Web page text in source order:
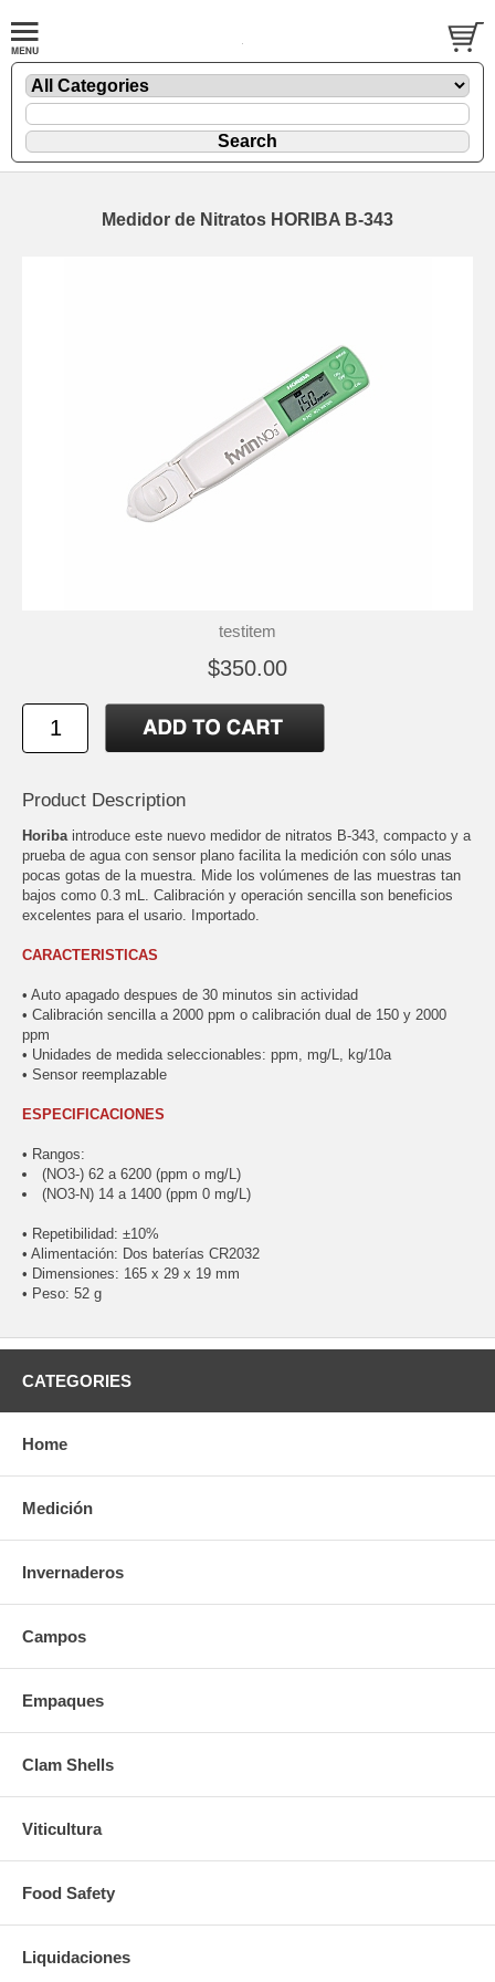
Medidor de Nitratos HORIBA B-343
testitem
$350.00
Product Description
Horiba introduce este nuevo medidor de nitratos B-343, compacto y a
prueba de agua con sensor plano facilita la medición con sólo unas
pocas gotas de la muestra. Mide los volúmenes de las muestras tan
bajos como 0.3 mL. Calibración y operación sencilla son beneficios
excelentes para el usario. Importado.
CARACTERISTICAS
• Auto apagado despues de 30 minutos sin actividad
• Calibración sencilla a 2000 ppm o calibración dual de 150 y 2000
ppm
• Unidades de medida seleccionables: ppm, mg/L, kg/10a
• Sensor reemplazable
ESPECIFICACIONES
• Rangos:
(NO3-) 62 a 6200 (ppm o mg/L)
(NO3-N) 14 a 1400 (ppm 0 mg/L)
• Repetibilidad: ±10%
• Alimentación: Dos baterías CR2032
• Dimensiones: 165 x 29 x 19 mm
• Peso: 52 g
CATEGORIES
Home
Medición
Invernaderos
Campos
Empaques
Clam Shells
Viticultura
Food Safety
Liquidaciones